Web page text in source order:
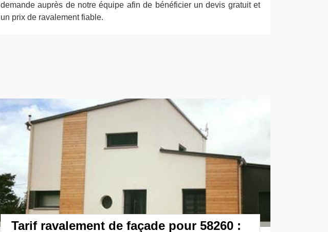
demande auprès de notre équipe afin de bénéficier un devis gratuit et
un prix de ravalement fiable.
Tarif ravalement de façade pour 58260 :